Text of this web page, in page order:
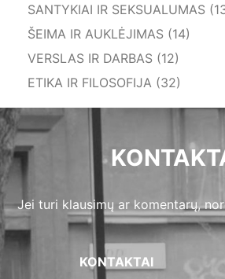
SANTYKIAI IR SEKSUALUMAS
ŠEIMA IR AUKLĖJIMAS (14)
VERSLAS IR DARBAS (12)
ETIKA IR FILOSOFIJA (32)
Jei turi klausimų ar komentarų,
KONTAKTAI